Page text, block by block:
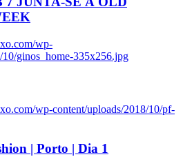
wp-
ginos_home-335x256.jpg
wp-content/uploads/2018/10/pf-
| Porto | Dia 1